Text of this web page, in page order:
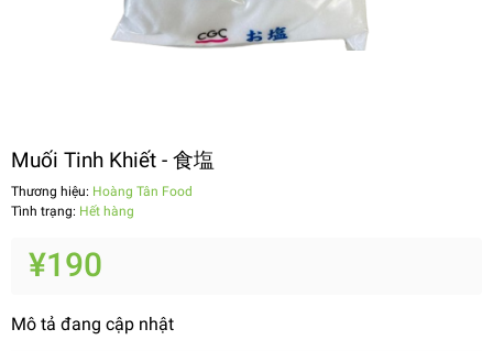
Muối Tinh Khiết - 食塩
Thương hiệu: Hoàng Tân Food
Tình trạng: Hết hàng
¥190
Mô tả đang cập nhật